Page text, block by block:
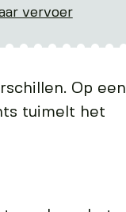
vervoer
Op een
tuimelt het